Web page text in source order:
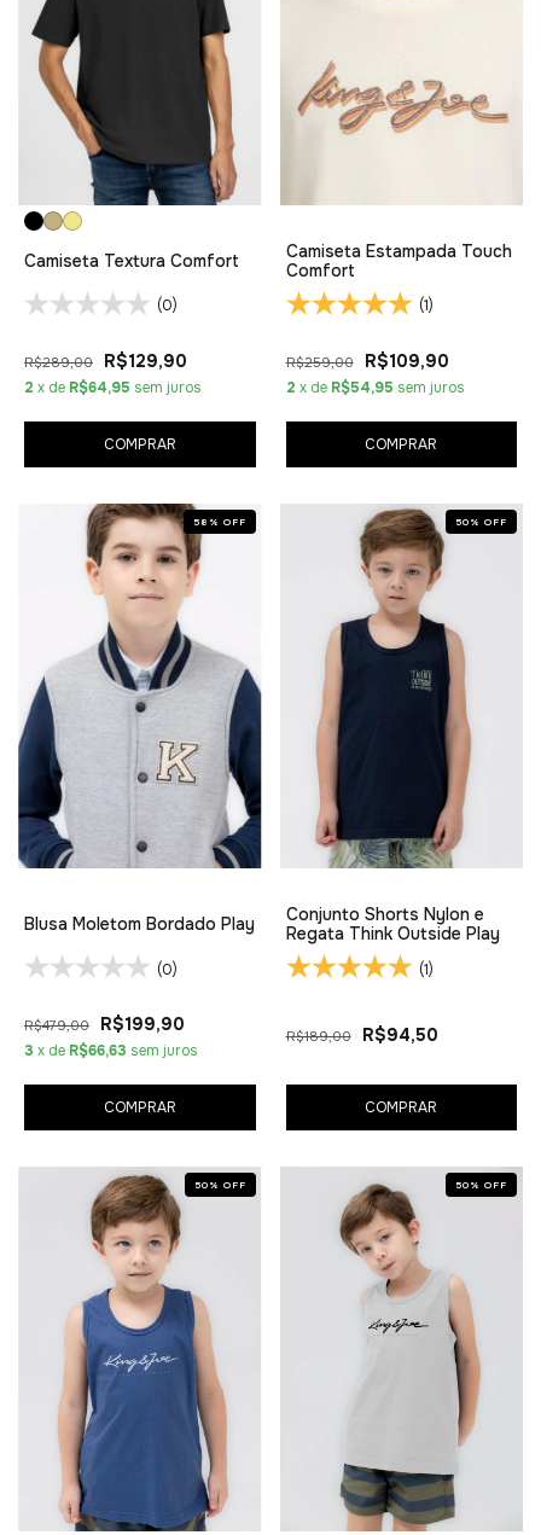
Camiseta Textura Comfort
(0)
R$289,00 R$129,90
2 x de R$64,95 sem juros
COMPRAR
Camiseta Estampada Touch
Comfort
(1)
R$259,00 R$109,90
2 x de R$54,95 sem juros
COMPRAR
58 % OFF
Blusa Moletom Bordado Play
(0)
R$479,00 R$199,90
3 x de R$66,63 sem juros
COMPRAR
50 % OFF
Conjunto Shorts Nylon e
Regata Think Outside Play
(1)
R$189,00 R$94,50
COMPRAR
50 % OFF 50 % OFF